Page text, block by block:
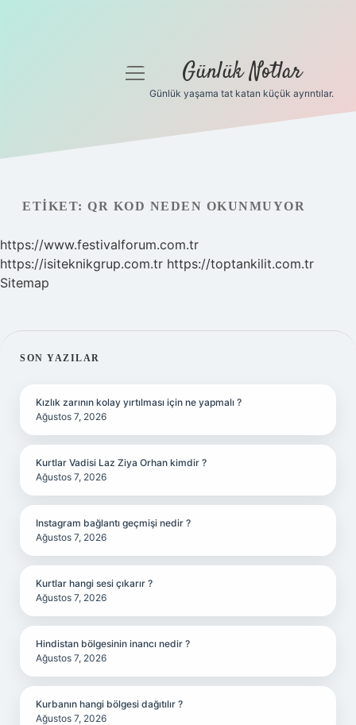
Gizlilik Politikası
menüyü
Günlük Notlar
Günlük yaşama tat katan küçük ayrıntılar.
ETIKET: QR KOD NEDEN OKUNMUYOR
https://www.festivalforum.com.tr
https://isiteknikgrup.com.tr https://toptankilit.com.tr
Sitemap
SIDEBAR
SON YAZILAR
Kızlık zarının kolay yırtılması için ne yapmalı ?
Ağustos 7, 2026
Kurtlar Vadisi Laz Ziya Orhan kimdir ?
Ağustos 7, 2026
Instagram bağlantı geçmişi nedir ?
Ağustos 7, 2026
Kurtlar hangi sesi çıkarır ?
Ağustos 7, 2026
Hindistan bölgesinin inancı nedir ?
Ağustos 7, 2026
Kurbanın hangi bölgesi dağıtılır ?
Ağustos 7, 2026